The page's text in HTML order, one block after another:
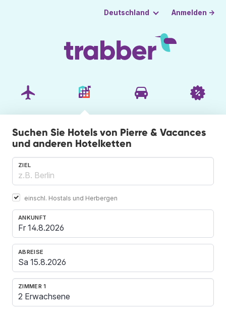
Deutschland Anmelden →
Suchen Sie Hotels von Pierre & Vacances
und anderen Hotelketten
ZIEL
einschl. Hostals und Herbergen
ANKUNFT
ABREISE
ZIMMER 1
2 Erwachsene